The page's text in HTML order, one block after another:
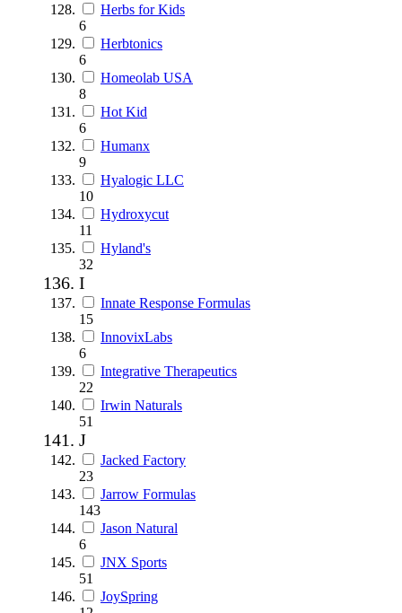
Herbs for Kids
6
Herbtonics
6
Homeolab USA
8
Hot Kid
6
Humanx
9
Hyalogic LLC
10
Hydroxycut
11
Hyland's
32
I
Innate Response Formulas
15
InnovixLabs
6
Integrative Therapeutics
22
Irwin Naturals
51
J
Jacked Factory
23
Jarrow Formulas
143
Jason Natural
6
JNX Sports
51
JoySpring